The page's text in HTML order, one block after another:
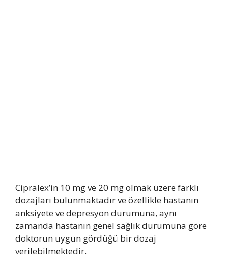
Cipralex’in 10 mg ve 20 mg olmak üzere farklı
dozajları bulunmaktadır ve özellikle hastanın
anksiyete ve depresyon durumuna, aynı
zamanda hastanın genel sağlık durumuna göre
doktorun uygun gördüğü bir dozaj
verilebilmektedir.